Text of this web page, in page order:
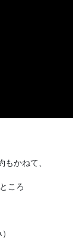
かねて、
ころ